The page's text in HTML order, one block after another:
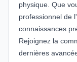
physique. Que
professionnel de
connaissances
Rejoignez la
dernières